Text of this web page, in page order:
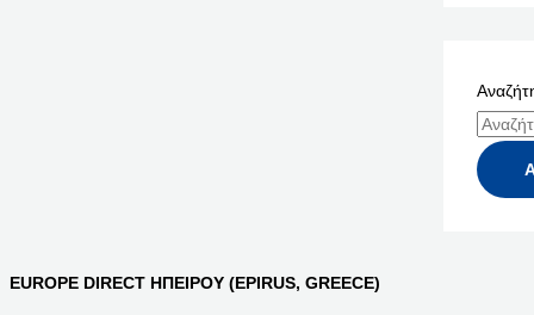
EUROPE DIRECT ΗΠΕΙΡΟΥ (EPIRUS, GREECE)